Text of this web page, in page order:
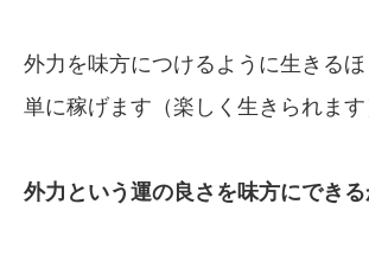
外力を味方につけるように生きる
単に稼げます（楽しく生きられます
外力という運の良さを味方にできる